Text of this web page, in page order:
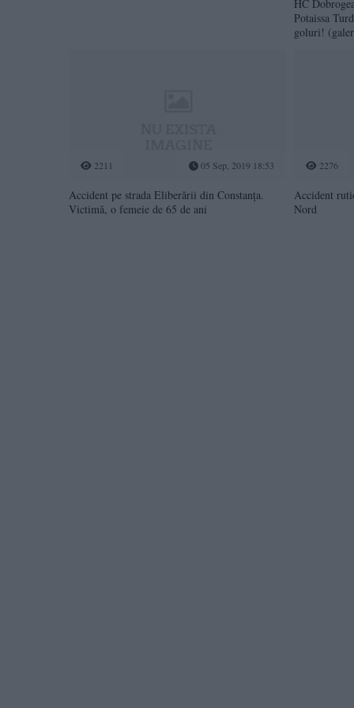
HC
Potaissa
goluri!
2211 05 Sep, 2019 18:53
Accident pe strada Eliberării din Constanța.
Victimă, o femeie de 65 de ani
2276
Accident
Nord